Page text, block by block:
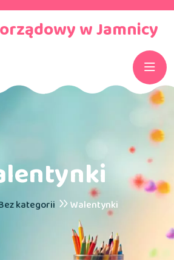
w Jamnicy
kategorii Walentynki